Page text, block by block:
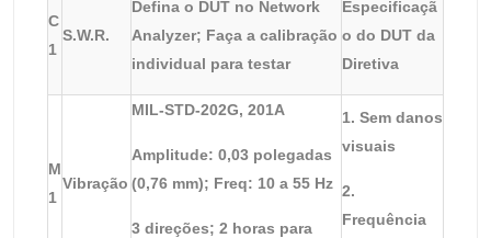
C
1
S.W.R.
Defina o DUT no Network
Analyzer; Faça a calibração
individual para testar
Especificaçã
o do DUT da
Diretiva
M
1
Vibração
MIL-STD-202G, 201A
Amplitude: 0,03 polegadas
(0,76 mm); Freq: 10 a 55 Hz
3 direções; 2 horas para
1. Sem danos
visuais
2.
Frequência